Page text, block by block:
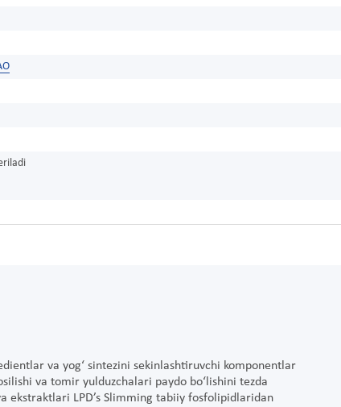
va yog‘ sintezini sekinlashtiruvchi komponentlar
va tomir yulduzchalari paydo bo‘lishini tezda
LPD’s Slimming tabiiy fosfolipidlaridan